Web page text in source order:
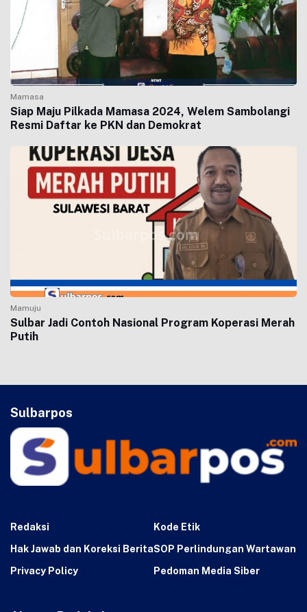
Mamasa
Siap Maju Pilkada Mamasa 2024, Welem Sambolangi
Resmi Daftar ke PKN dan Demokrat
Mamuju
Sulbar Jadi Contoh Nasional Program Koperasi Merah
Putih
Sulbarpos
Redaksi
Kode Etik
Hak Jawab dan Koreksi BeritaSOP Perlindungan Wartawan
Privacy Policy
Pedoman Media Siber